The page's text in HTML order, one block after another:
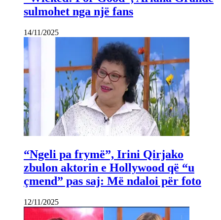
sulmohet nga një fans
14/11/2025
“Ngeli pa frymë”, Irini Qirjako
zbulon aktorin e Hollywood që “u
çmend” pas saj: Më ndaloi për foto
12/11/2025